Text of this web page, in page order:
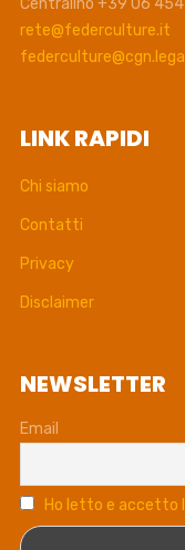
Centralino +39 06
rete@federculture.it
LINK RAPIDI
Chi siamo
Contatti
Privacy
Disclaimer
NEWSLETTER
Email
Ho letto e accetto